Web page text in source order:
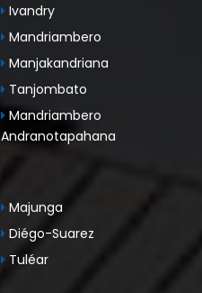
Ivandry
Mandriambero
Manjakandriana
Tanjombato
Mandriambero
Andranotapahana
Majunga
Diégo-Suarez
Tuléar